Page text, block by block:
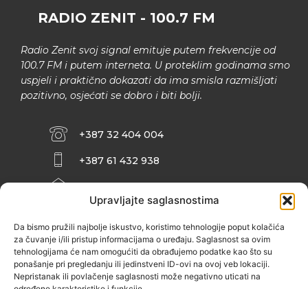
Upravljajte saglasnostima
Da bismo pružili najbolje iskustvo, koristimo tehnologije poput kolačića
za čuvanje i/ili pristup informacijama o uređaju. Saglasnost sa ovim
tehnologijama će nam omogućiti da obrađujemo podatke kao što su
ponašanje pri pregledanju ili jedinstveni ID-ovi na ovoj veb lokaciji.
Nepristanak ili povlačenje saglasnosti može negativno uticati na
RADIO ZENIT - 100.7 FM
Radio Zenit svoj signal emituje putem frekvencije od
100.7 FM i putem interneta. U proteklim godinama smo
uspjeli i praktično dokazati da ima smisla razmišljati
pozitivno, osjećati se dobro i biti bolji.
+387 32 404 004
+387 61 432 938
INFO@ZENIT.BA
ZENIČANKA, 3. SPRAT), 72000 ZENICA